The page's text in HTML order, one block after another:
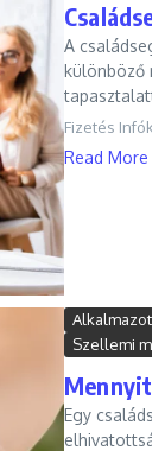
A
különböző
Fizetés Infók
Read More
Szellemi
Egy